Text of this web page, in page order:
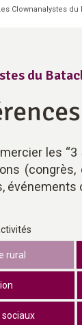
Clownanalystes du
du
les
(congrès,
événements
rural